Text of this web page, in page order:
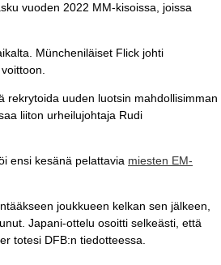
vuoden 2022 MM-kisoissa, joissa
Müncheniläiset Flick johti
rekrytoida uuden luotsin mahdollisimman
liiton urheilujohtaja Rudi
ensi kesänä pelattavia miesten EM-
joukkueen kelkan sen jälkeen,
Japani-ottelu osoitti selkeästi, että
totesi DFB:n tiedotteessa.